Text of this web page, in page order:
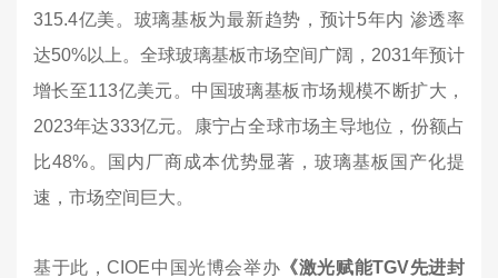
315.4亿美。玻璃基板为最新趋势，预计5年内 渗透率
达50%以上。全球玻璃基板市场空间广阔，2031年预计
增长至113亿美元。中国玻璃基板市场规模不断扩大，
2023年达333亿元。康宁占全球市场主导地位，份额占
比48%。国内厂商成本优势显著，玻璃基板国产化提
速，市场空间巨大。
基于此，CIOE中国光博会举办 《激光赋能TGV先进封